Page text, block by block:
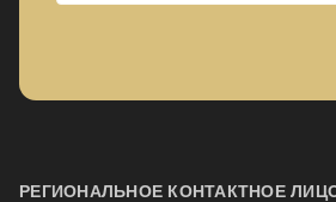
РЕГИОНАЛЬНОЕ КОНТАКТНОЕ